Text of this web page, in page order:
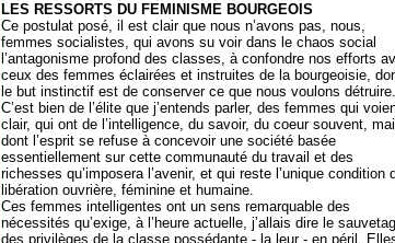
LES RESSORTS DU FEMINISME BOURGEOIS
Ce postulat posé, il est clair que nous n’avons pas, nous,
femmes socialistes, qui avons su voir dans le chaos social
l’antagonisme profond des classes, à confondre nos efforts
ceux des femmes éclairées et instruites de la bourgeoisie,
le but instinctif est de conserver ce que nous voulons détruire.
C’est bien de l’élite que j’entends parler, des femmes qui
clair, qui ont de l’intelligence, du savoir, du coeur souvent,
dont l’esprit se refuse à concevoir une société basée
essentiellement sur cette communauté du travail et des
richesses qu’imposera l’avenir, et qui reste l’unique condition
libération ouvrière, féminine et humaine.
Ces femmes intelligentes ont un sens remarquable des
nécessités qu’exige, à l’heure actuelle, j’allais dire le
des privilèges de la classe possédante - la leur - en péril.